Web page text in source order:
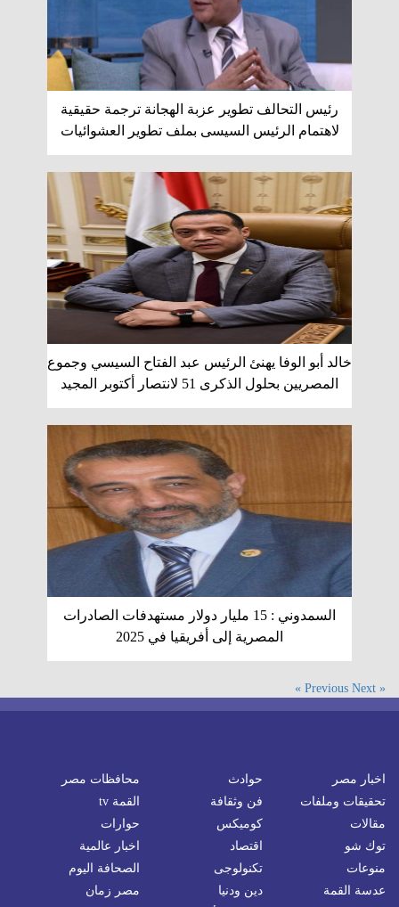
رئيس التحالف تطوير عزبة الهجانة ترجمة حقيقية
لاهتمام الرئيس السيسى بملف تطوير العشوائيات
خالد أبو الوفا يهنئ الرئيس عبد الفتاح السيسي وجموع
المصريين بحلول الذكرى 51 لانتصار أكتوبر المجيد
السمدوني : 15 مليار دولار مستهدفات الصادرات
المصرية إلى أفريقيا في 2025
« Previous
Next »
اخبار مصر حوادث
محافظات مصر
تحقيقات وملفات
فن وثقافة
القمة tv
مقالات
كوميكس
حوارات
توك شو
اقتصاد
اخبار عالمية
منوعات
تكنولوجى
الصحافة اليوم
عدسة القمة
دين ودنيا
مصر زمان